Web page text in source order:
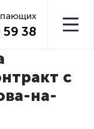
59 38
с
на-